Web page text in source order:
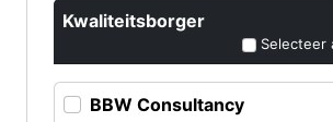
Kwaliteitsborger
Selecteer
BBW Consultancy